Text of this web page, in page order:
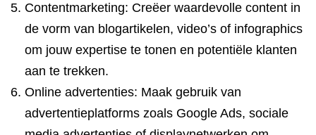
Contentmarketing: Creëer waardevolle content in
de vorm van blogartikelen, video’s of infographics
om jouw expertise te tonen en potentiële klanten
aan te trekken.
Online advertenties: Maak gebruik van
advertentieplatforms zoals Google Ads, sociale